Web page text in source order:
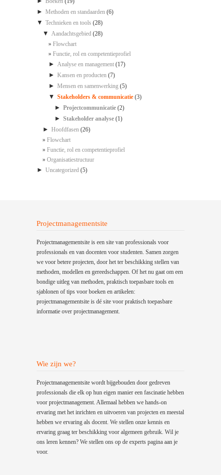
► Methoden en standaarden (6)
▼ Technieken en tools (28)
▼ Aandachtsgebied (28)
Flowchart
Functie, rol en competentieprofiel
► Analyse en management (17)
► Kansen en producten (7)
► Mensen en samenwerking (5)
▼ Stakeholders & communicatie (3)
► Projectcommunicatie (2)
► Stakeholder analyse (1)
► Hoofdfasen (26)
Flowchart
Functie, rol en competentieprofiel
Organisatiestructuur
► Uncategorized (5)
Projectmanagementsite
Projectmanagementsite is een site van professionals voor
professionals en van docenten voor studenten. Samen zorgen
we voor betere projecten, door het ter beschikking stellen van
methoden, modellen en gereedschappen. Of het nu gaat om een
bondige uitleg van methoden, praktisch toepasbare tools en
sjablonen of tips voor boeken en artikelen:
projectmanagementsite is dé site voor praktisch toepasbare
informatie over projectmanagement.
Wie zijn we?
Projectmanagementsite wordt bijgebouden door gedreven
professionals die elk op hun eigen manier een fascinatie hebben
voor projectmanagement. Allemaal hebben we hands-on
ervaring met het inrichten en uitvoeren van projecten en meestal
hebben we ervaring als docent. We stellen onze kennis en
ervaring graag ter beschikking voor algemeen gebruik. Wil je
ons leren kennen? We stellen ons op de experts pagina aan je
voor.